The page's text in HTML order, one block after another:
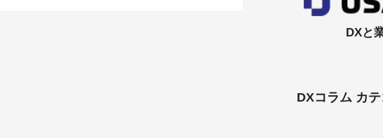
DXと
DXコラム カ